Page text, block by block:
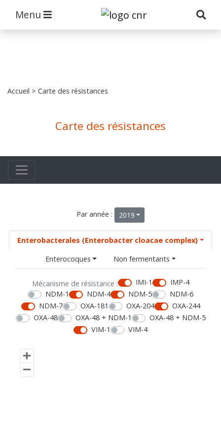
Menu
Accueil > Carte des résistances
Carte des résistances
Par année : 2019
Enterobacterales (Enterobacter cloacae complex)
Enterocoques
Non fermentants
Mécanisme de résistance : IMI-1
IMP-4
NDM-1
NDM-4 NDM-5
NDM-6
NDM-7
OXA-181 OXA-204
OXA-244
OXA-48
OXA-48 + NDM-1
OXA-48 + NDM-5
VIM-1
VIM-4